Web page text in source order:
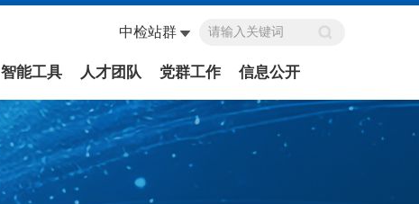
中检站群
智能工具 人才团队 党群工作 信息公开